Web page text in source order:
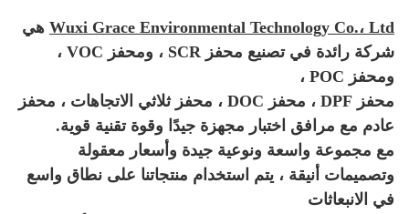
Wuxi Grace Environmental Technology Co.، Ltdهي
شركة رائدة في تصنيع محفز SCR ، ومحفز VOC ،
ومحفز POC ،
محفز DPF ، محفز DOC ، محفز ثلاثي الاتجاهات ، محفز
عادم مع مرافق اختبار مجهزة جيدًا وقوة تقنية قوية.
مع مجموعة واسعة ونوعية جيدة وأسعار معقولة
وتصميمات أنيقة ، يتم استخدام منتجاتنا على نطاق واسع
في الانبعاثات